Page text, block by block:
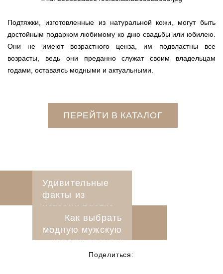
Подтяжки, изготовленные из натуральной кожи, могут быть
достойным подарком любимому ко дню свадьбы или юбилею.
Они не имеют возрастного ценза, им подвластны все
возрасты, ведь они преданно служат своим владельцам
годами, оставаясь модными и актуальными.
ПЕРЕЙТИ В КАТАЛОГ
Удивительные
факты из
истории платка
Как выбрать
модную мужскую
шапку: тренды
сезона
Поделиться: